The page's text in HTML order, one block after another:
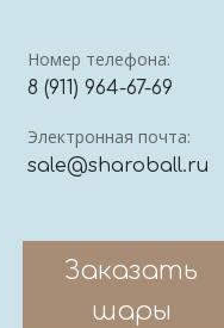
Номер телефона:
8 (911) 964-67-69
Электронная почта:
sale@sharoball.ru
Заказать
шары